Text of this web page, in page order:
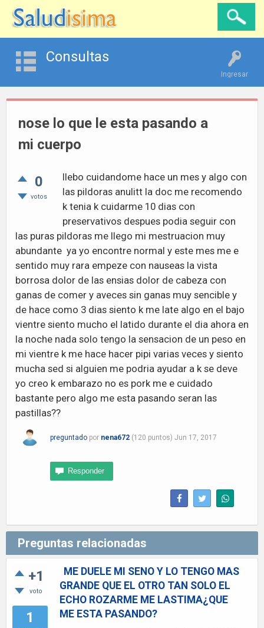
Ingresar
Consultas
nose lo que le esta pasando a
mi cuerpo
0
votos
llebo cuidandome hace un mes y algo con
las pildoras anulitt la doc me recomendo
k tenia k cuidarme 10 dias con
preservativos despues podia seguir con
las puras pildoras me llego mi mestruacion muy
abundante ya yo encontre normal y este mes me e
sentido muy rara empeze con nauseas la vista
borrosa dolor de las ensias dolor de cabeza con
ganas de comer y aveces sin ganas muy sencible y
de hace como 3 dias siento k me late algo en el bajo
vientre siento mucho el latido durante el dia ahora en
la noche nada solo tengo la sensacion de un peso en
mi vientre k me hace hacer pipi varias veces y siento
mucha sed si alguien me podria ayudar a k se deve
yo creo k embarazo no es pork me e cuidado
bastante pero algo me esta pasando seran las
pastillas??
preguntado por nena672 (120 puntos) Jun 17, 2017
Preguntas relacionadas
+1
voto
1
ME DUELE MI SENO Y LO TENGO MAS
GRANDE QUE EL OTRO TAN SOLO EL
ECHO ROZARME ME LASTIMA¿QUE
ME ESTA PASANDO?